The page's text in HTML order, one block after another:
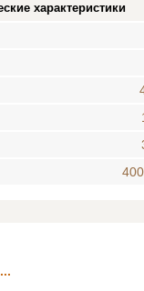
характеристики